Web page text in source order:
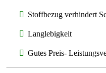
Stoffbezug verhindert
Langlebigkeit
Gutes Preis-